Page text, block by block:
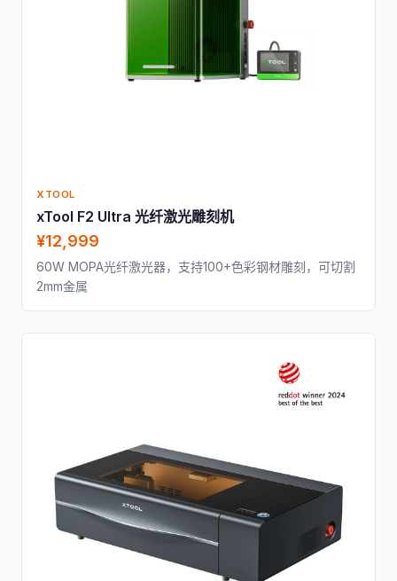
XTOOL
xTool F2 Ultra 光纤激光雕刻机
¥12,999
60W MOPA光纤激光器，支持100+色彩钢材雕刻，可切割
2mm金属